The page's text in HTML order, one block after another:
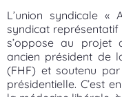
L’union syndicale «
syndicat représentatif
s’oppose au projet
ancien président de
(FHF) et soutenu
présidentielle. C’est